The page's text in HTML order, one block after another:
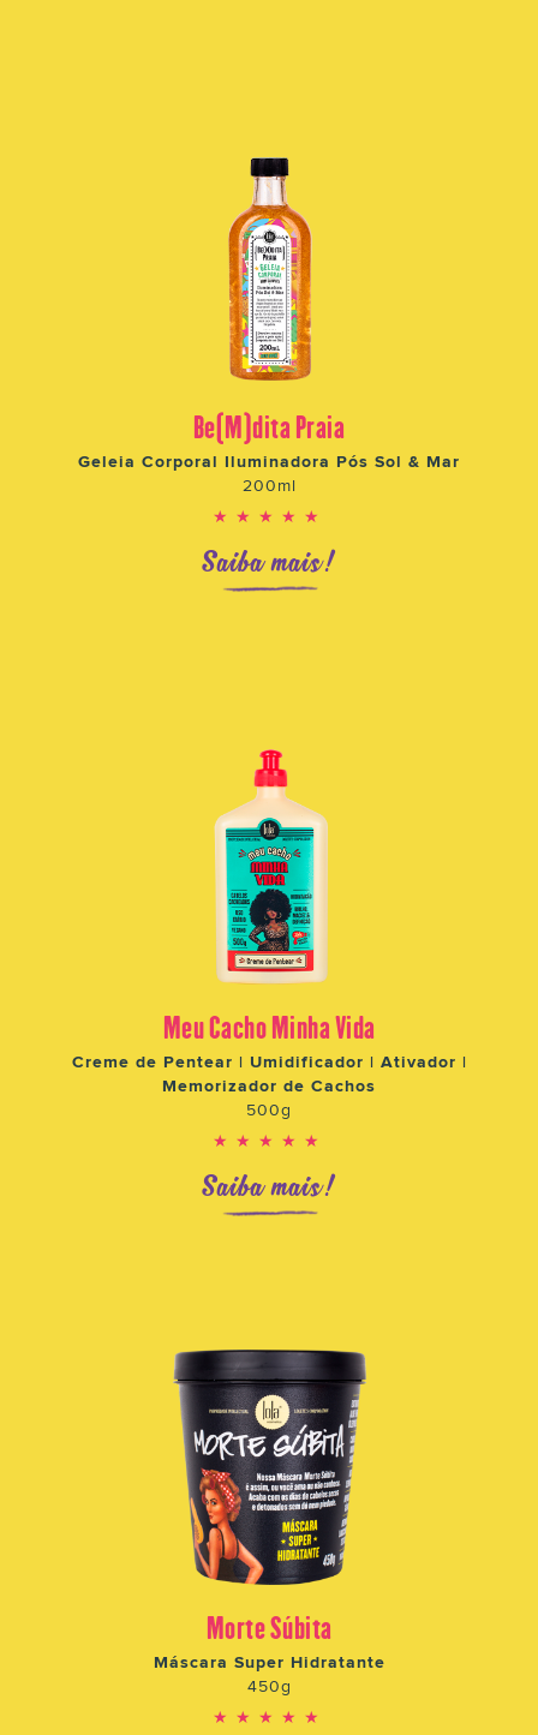
Be(M)dita Praia
Geleia Corporal Iluminadora Pós Sol & Mar
200ml
★★★★★
Saiba mais!
Meu Cacho Minha Vida
Creme de Pentear | Umidificador | Ativador |
Memorizador de Cachos
500g
★★★★★
Saiba mais!
Morte Súbita
Máscara Super Hidratante
450g
★★★★★